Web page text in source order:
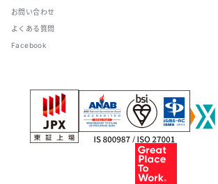
お問い合わせ
よくある質問
Facebook